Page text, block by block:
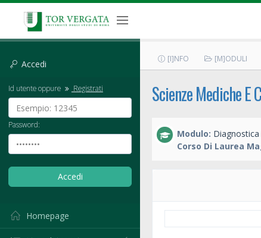
Accedi
Id utente oppure Registrati
Password:
Homepage
[I]NFO [M]ODULI
Scienze Mediche E
Modulo:
Corso Di Laurea